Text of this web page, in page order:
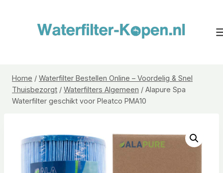
Home / Waterfilter Bestellen Online – Voordelig & Snel
Thuisbezorgt / Waterfilters Algemeen / Alapure Spa
Waterfilter geschikt voor Pleatco PMA10